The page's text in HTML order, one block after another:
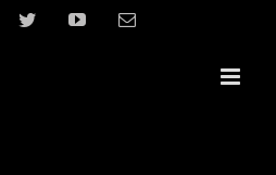
TwitterYouTube電